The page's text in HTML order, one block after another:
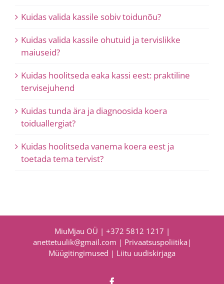
Kuidas valida kassile sobiv toidunõu?
Kuidas valida kassile ohutuid ja tervislikke
maiuseid?
Kuidas hoolitseda eaka kassi eest: praktiline
tervisejuhend
Kuidas tunda ära ja diagnoosida koera
toiduallergiat?
Kuidas hoolitseda vanema koera eest ja
toetada tema tervist?
MiuMjau OÜ | +372 5812 1217 |
anettetuulik@gmail.com | Privaatsuspoliitika |
Müügitingimused | Liitu uudiskirjaga